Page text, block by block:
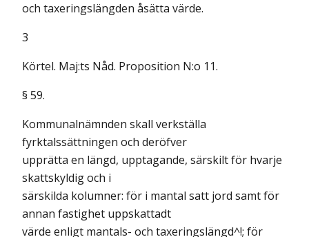
och taxeringslängden åsätta värde.
3
Körtel. Maj:ts Nåd. Proposition N:o 11.
§ 59.
Kommunalnämnden skall verkställa
fyrktalssättningen och deröfver
upprätta en längd, upptagande, särskilt för hvarje
skattskyldig och i
särskilda kolumner: för i mantal satt jord samt för
annan fastighet uppskattadt
värde enligt mantals- och taxeringslängd^!; för